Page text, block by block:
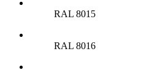
RAL 8015
RAL 8016